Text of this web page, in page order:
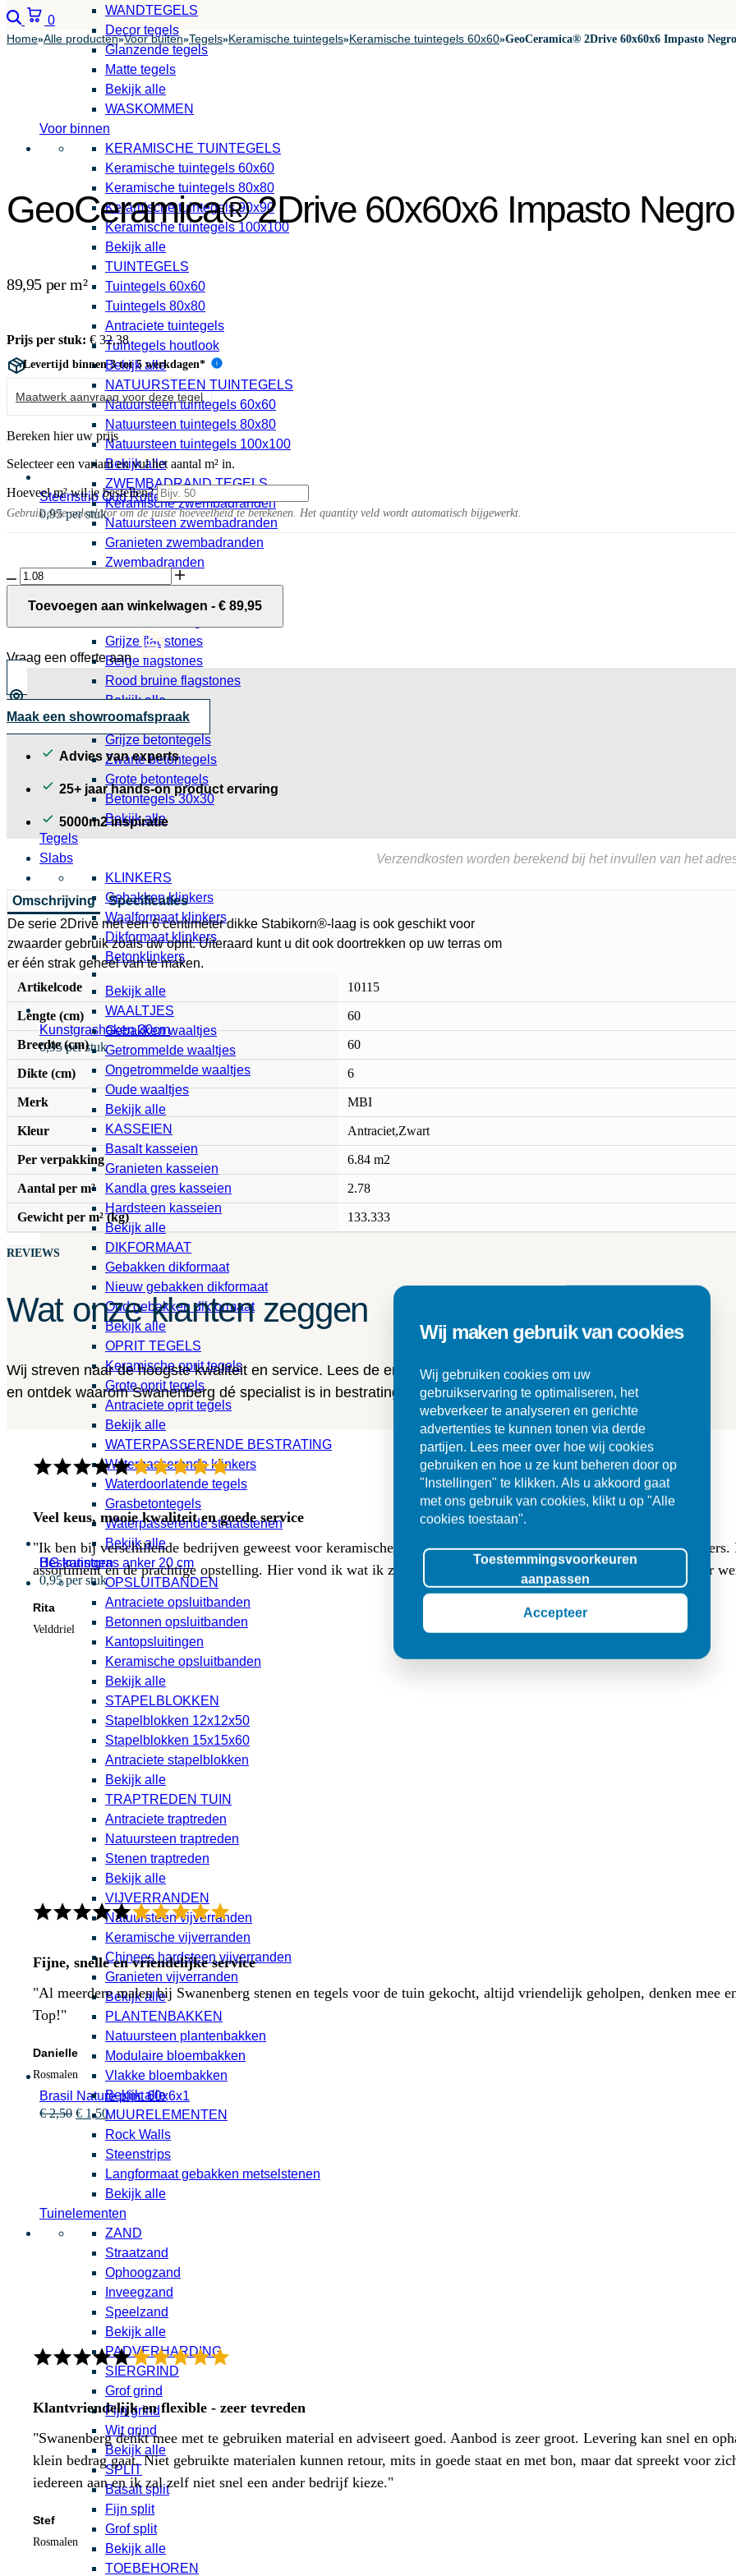
Steenstrip Oud Rotterdam getrommeld
0,95 per stuk
Kunstgrashaken 30cm
0,95 per stuk
HG kunstgras anker 20 cm
0,95 per stuk
Brasil Nature plint 60x6x1
€2,50 Oorspronkelijke
was:
€ 2,50.
€ 1,50Huidige
prijs
is:
€ 1,50.
WANDTEGELS
Decor tegels
Glanzende tegels
Matte tegels
Bekijk alle
WASKOMMEN
Voor binnen
KERAMISCHE TUINTEGELS
Keramische tuintegels 60x60
Keramische tuintegels 80x80
Keramische tuintegels 90x90
Keramische tuintegels 100x100
Bekijk alle
TUINTEGELS
Tuintegels 60x60
Tuintegels 80x80
Antraciete tuintegels
Tuintegels houtlook
Bekijk alle
NATUURSTEEN TUINTEGELS
Natuursteen tuintegels 60x60
Natuursteen tuintegels 80x80
Natuursteen tuintegels 100x100
Bekijk alle
ZWEMBADRAND TEGELS
Keramische zwembadranden
Natuursteen zwembadranden
Granieten zwembadranden
Zwembadranden
Bekijk alle
FLAGSTONES
Grijze flagstones
Beige flagstones
Rood bruine flagstones
Bekijk alle
BETONTEGELS
Grijze betontegels
Zwarte betontegels
Grote betontegels
Betontegels 30x30
Bekijk alle
Tegels
Slabs
KLINKERS
Gebakken klinkers
Waalformaat klinkers
Dikformaat klinkers
Betonklinkers
Bekijk alle
WAALTJES
Gebakken waaltjes
Getrommelde waaltjes
Ongetrommelde waaltjes
Oude waaltjes
Bekijk alle
KASSEIEN
Basalt kasseien
Granieten kasseien
Kandla gres kasseien
Hardsteen kasseien
Bekijk alle
DIKFORMAAT
Gebakken dikformaat
Nieuw gebakken dikformaat
Oud gebakken dikformaat
Bekijk alle
OPRIT TEGELS
Keramische oprit tegels
Grote oprit tegels
Antraciete oprit tegels
Bekijk alle
WATERPASSERENDE BESTRATING
Waterpasserende klinkers
Waterdoorlatende tegels
Grasbetontegels
Waterpasserende straatstenen
Bekijk alle
Bestratingen
OPSLUITBANDEN
Antraciete opsluitbanden
Betonnen opsluitbanden
Kantopsluitingen
Keramische opsluitbanden
Bekijk alle
STAPELBLOKKEN
Stapelblokken 12x12x50
Stapelblokken 15x15x60
Antraciete stapelblokken
Bekijk alle
TRAPTREDEN TUIN
Antraciete traptreden
Natuursteen traptreden
Stenen traptreden
Bekijk alle
VIJVERRANDEN
Natuursteen vijverranden
Keramische vijverranden
Chinees hardsteen vijverranden
Granieten vijverranden
Bekijk alle
PLANTENBAKKEN
Natuursteen plantenbakken
Modulaire bloembakken
Vlakke bloembakken
Bekijk alle
MUURELEMENTEN
Rock Walls
Steenstrips
Langformaat gebakken metselstenen
Bekijk alle
Tuinelementen
ZAND
Straatzand
Ophoogzand
Inveegzand
Speelzand
Bekijk alle
PADVERHARDING
SIERGRIND
Grof grind
Fijn grind
Wit grind
Bekijk alle
SPLIT
Basalt split
Fijn split
Grof split
Bekijk alle
TOEBEHOREN
Zoeken
0 Winkelwagen
Home»Alle producten»Voor buiten»Tegels»Keramische tuintegels»Keramische tuintegels 60x60»GeoCeramica® 2Drive 60x60x6 Impasto Negro
GeoCeramica® 2Drive 60x60x6 Impasto Negro
89,95 per m²
Prijs per stuk: € 32,38
Levertijd binnen 3 tot 5 werkdagen* i
Maatwerk aanvraag voor deze tegel
Bereken hier uw prijs
Selecteer een variant en vul het aantal m² in.
Hoeveel m² wil je bestellen?
Gebruik deze calculator om de juiste hoeveelheid te berekenen. Het quantity veld wordt automatisch bijgewerkt.
GeoCeramica®
2Drive
60x60x6
Toevoegen aan winkelwagen - € 89,95
Vraag een offerte aan
Maak een showroomafspraak
Advies van experts
25+ jaar hands-on product ervaring
5000m2 inspiratie
Verzendkosten worden berekend bij het invullen van het
Omschrijving
Specificaties
De serie 2Drive met een 6 centimeter dikke Stabikorn®-laag is ook geschikt voor
zwaarder gebruik zoals uw oprit. Uiteraard kunt u dit ook doortrekken op uw terras om
er één strak geheel van te maken.
Artikelcode
10115
Lengte (cm) 60
Breedte (cm) 60
Dikte (cm) 6
Merk MBI
Kleur Antraciet,Zwart
Per verpakking 6.84 m2
Aantal per m² 2.78
Gewicht per m² (kg) 133.333
REVIEWS
Wat onze klanten zeggen
Wij streven naar de hoogste kwaliteit en service. Lees de ervaringen van onze klanten
en ontdek waarom Swanenberg dé specialist is in bestrating en tegels.
Veel keus, mooie kwaliteit en goede service
"Ik ben bij verschillende bedrijven geweest voor keramische buitentegels (3 cm dik, 80x80) en (luxe lange)
assortiment en de prachtige opstelling. Hier vond ik wat ik zocht. Ik werd er met veel geduld goed geholpen en er
Rita
Velddriel
Fijne, snelle en vriendelijke service
"Al meerdere malen bij Swanenberg stenen en tegels voor de tuin gekocht, altijd vriendelijk geholpen, denken mee
Top!"
Danielle
Rosmalen
Klantvriendelijk en flexible - zeer tevreden
"Swanenberg denkt mee met te gebruiken material en adviseert goed. Aanbod is zeer groot. Levering kan snel en
klein bedrag gaat. Niet gebruikte materialen kunnen retour, mits in goede staat en met bon, maar dat spreekt voor
iedereen aan en ik zal zelf niet snel een ander bedrijf kieze."
Stef
Rosmalen
Wij maken gebruik van cookies
Wij gebruiken cookies om uw
gebruikservaring te optimaliseren, het
webverkeer te analyseren en gerichte
advertenties te kunnen tonen via derde
partijen. Lees meer over hoe wij cookies
gebruiken en hoe u ze kunt beheren door op
"Instellingen" te klikken. Als u akkoord gaat
met ons gebruik van cookies, klikt u op "Alle
cookies toestaan".
Toestemmingsvoorkeuren
aanpassen
Accepteer